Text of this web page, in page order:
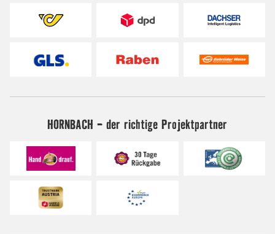
HORNBACH - der richtige Projektpartner